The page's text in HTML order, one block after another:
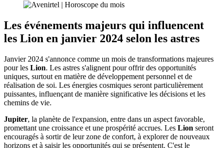
Les événements majeurs qui influencent
les Lion en janvier 2024 selon les astres
Janvier 2024 s'annonce comme un mois de transformations majeures
pour les Lion. Les astres s'alignent pour offrir des opportunités
uniques, surtout en matière de développement personnel et de
réalisation de soi. Les énergies cosmiques seront particulièrement
puissantes, influençant de manière significative les décisions et les
chemins de vie.
Jupiter, la planète de l'expansion, entre dans un aspect favorable,
promettant une croissance et une prospérité accrues. Les Lion seront
encouragés à sortir de leur zone de confort, à explorer de nouveaux
horizons et à saisir les opportunités qui se présentent. C'est le